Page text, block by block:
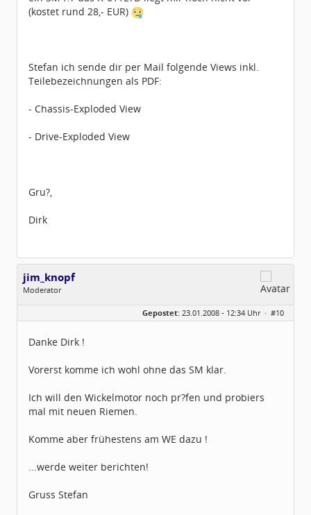
(kostet rund 28,- EUR)
Stefan ich sende dir per Mail folgende Views inkl.
Teilebezeichnungen als PDF:
- Chassis-Exploded View
- Drive-Exploded View
Gru?,
Dirk
jim_knopf
Moderator
Beiträge:
1031
Gepostet: 23.01.2008 - 12:34 Uhr · #10
Danke Dirk !
Vorerst komme ich wohl ohne das SM klar.
Ich will den Wickelmotor noch pr?fen und probiers
mal mit neuen Riemen.
Komme aber frühestens am WE dazu !
...werde weiter berichten!
Gruss Stefan